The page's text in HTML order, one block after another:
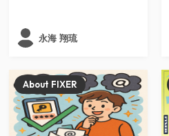
永海 翔琉
About FIXER